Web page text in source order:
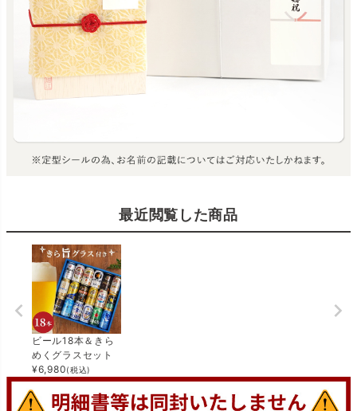
最近閲覧した商品
ビール18本＆きら
めくグラスセット
¥6,980(税込)